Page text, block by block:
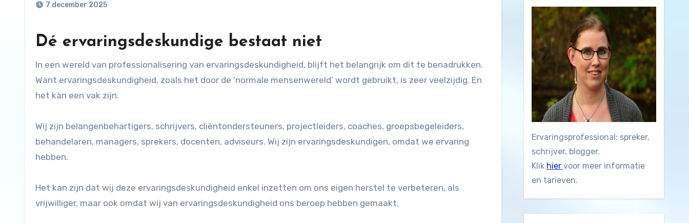
7 december 2025
Dé ervaringsdeskundige bestaat niet
In een wereld van professionalisering van ervaringsdeskundigheid, blijft het belangrijk om dit te benadrukken.
Want ervaringsdeskundigheid, zoals het door de ‘normale mensenwereld’ wordt gebruikt, is zeer veelzijdig. En
het kàn een vak zijn.
Wij zijn belangenbehartigers, schrijvers, cliëntondersteuners, projectleiders, coaches, groepsbegeleiders,
behandelaren, managers, sprekers, docenten, adviseurs. Wij zijn ervaringsdeskundigen, omdat we ervaring
hebben.
Het kan zijn dat wij deze ervaringsdeskundigheid enkel inzetten om ons eigen herstel te verbeteren, als
vrijwilliger, maar ook omdat wij van ervaringsdeskundigheid ons beroep hebben gemaakt.
Ervaringsprofessional: spreker,
schrijver, blogger.
Klik hier voor meer informatie
en tarieven.